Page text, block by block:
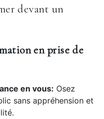
devant un
en prise de
en vous: Osez
sans appréhension et